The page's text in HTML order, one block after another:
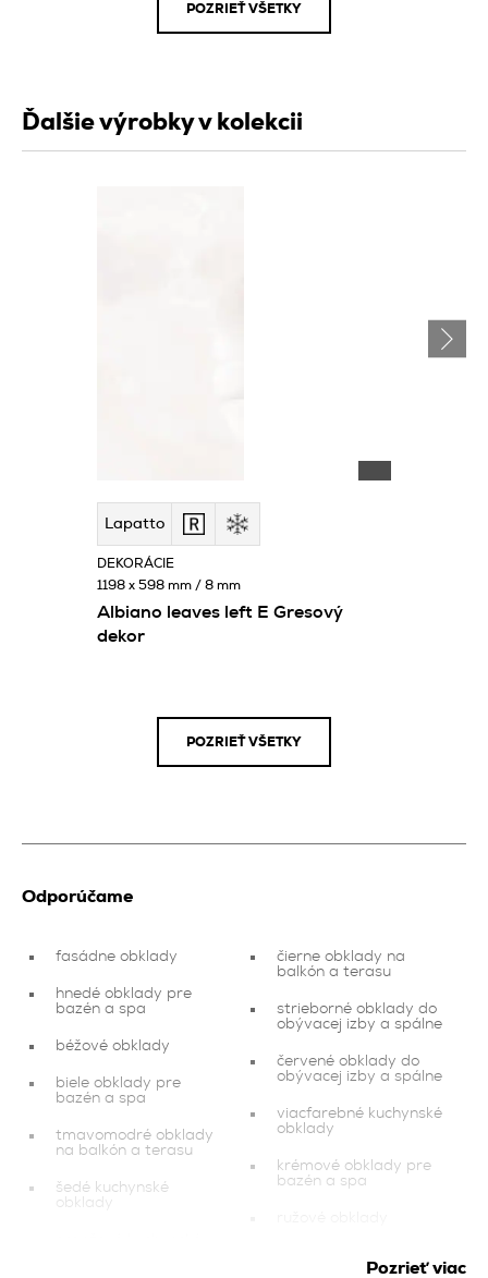
POZRIEŤ VŠETKY
Ďalšie výrobky v kolekcii
Lapatto
Albiano leaves left E Gresový
dekor
DEKORÁCIE
1198 x 598 mm / 8 mm
POZRIEŤ VŠETKY
Odporúčame
fasádne obklady
hnedé obklady pre
bazén a spa
béžové obklady
biele obklady pre
bazén a spa
tmavomodré obklady
na balkón a terasu
šedé kuchynské
obklady
čierne obklady na
balkón a terasu
strieborné obklady do
obývacej izby a spálne
červené obklady do
obývacej izby a spálne
viacfarebné kuchynské
obklady
krémové obklady pre
bazén a spa
Pozrieť viac